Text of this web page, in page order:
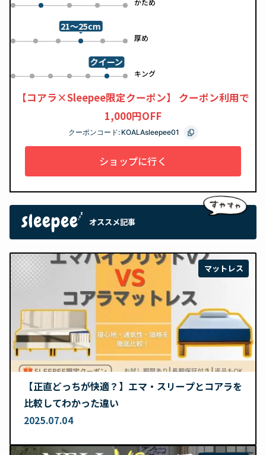
0 1 2 3 かため
4
0 1 2 3
21～25cm
4 厚め
5
0 1 2 3 4 5
クイーン
キング
6
【コアラ×Sleepee限定クーポン】 クーポン利用で
1,000円OFF
クーポンコード: KOALAsleepee01
ショップに行く
オススメ記事
マットレス
【正直どっちが快適？】エマ・スリープとコアラを
比較してわかった違い
2025.07.04